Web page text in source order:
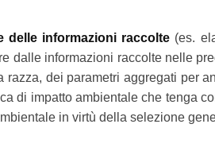
delle informazioni raccolte (es.
dalle informazioni raccolte nelle
razza, dei parametri aggregati per
di impatto ambientale che tenga
in virtù della selezione